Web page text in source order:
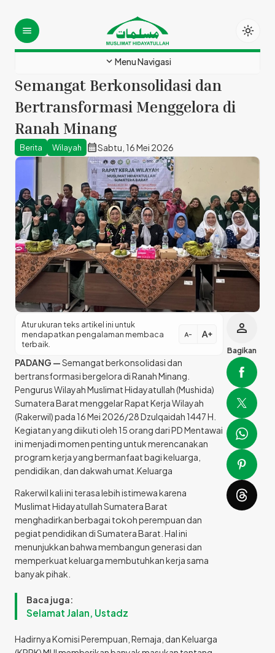
menu light_mode
expand_more Menu Navigasi
Semangat Berkonsolidasi dan
Bertransformasi Menggelora di
Ranah Minang
Berita Wilayah calendar_monthSabtu, 16 Mei 2026
Atur ukuran teks artikel ini untuk
mendapatkan pengalaman membaca
terbaik.
text_decrease text_increase
PADANG —Semangat berkonsolidasi dan
bertransformasi bergelora di Ranah Minang.
Pengurus Wilayah Muslimat Hidayatullah (Mushida)
Sumatera Barat menggelar Rapat Kerja Wilayah
(Rakerwil) pada 16 Mei 2026/28 Dzulqaidah 1447 H.
Kegiatan yang diikuti oleh 15 orang dari PD Mentawai
ini menjadi momen penting untuk merencanakan
program kerja yang bermanfaat bagi keluarga,
pendidikan, dan dakwah umat.Keluarga
Rakerwil kali ini terasa lebih istimewa karena
Muslimat Hidayatullah Sumatera Barat
menghadirkan berbagai tokoh perempuan dan
pegiat pendidikan di Sumatera Barat. Hal ini
menunjukkan bahwa membangun generasi dan
memperkuat keluarga membutuhkan kerja sama
banyak pihak.
Baca juga:
Selamat Jalan, Ustadz
Hadirnya Komisi Perempuan, Remaja, dan Keluarga
person
Bagikan